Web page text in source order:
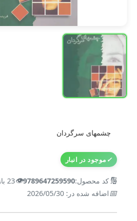
چشمهای سرگردان
✓موجود در انبار
🔢کد محصول:9789647259590
👁️23 بازدید
📅اضافه شده در: 2026/05/30